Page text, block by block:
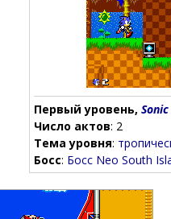
Первый уровень,
Число актов: 2
Тема уровня:
Босс: Босс Neo South